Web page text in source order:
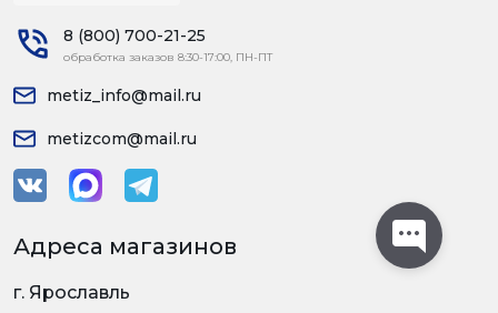
8 (800) 700-21-25
обработка заказов 8:30-17:00, ПН-ПТ
metiz_info@mail.ru
metizcom@mail.ru
Адреса магазинов
г. Ярославль